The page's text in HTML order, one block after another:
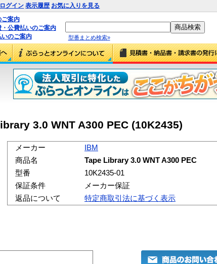
ログイン 表示履歴 お気に入りを見る
ご案内
公費払いのご案内
のご案内
型番まとめ検索»
3.0 WNT A300 PEC (10K2435)
メーカー
IBM
商品名
Tape Library 3.0 WNT A300 PEC
型番
10K2435-01
保証条件
メーカー保証
返品について
特定商取引法に基づく表示